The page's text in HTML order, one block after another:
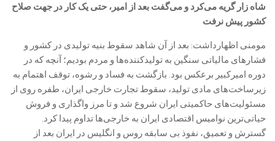
شاه زار گریه می‌کرد و می‌گفت بعد از امیر، حتی یک کار در جهت صلاح
کشور پیش نرفت
مومنی اظهارداشت: بعد از آن شاهد سقوط بنیه تولیدی در کشور و
فشار‌های مالیاتی سنگین به تولیدکننده‌ها و مردم بودیم؛ آنچه که در
دوره امیرکبیر برعکس بود. بازگشت به فساد و رشوه، توقف اهتمام به
زیرساخت‌های مادی تولید، سقوط تجارت خارجی ایران، طفره روی از
مسئولیت‌های حاکمیتی ایران شروع شد و تا مرز واگذاری و فروش
حیاتی‌ترین نوامیس اقتصادی ایران به خارجی‌ها تداوم پیدا کرد.
گسترش و تعمیق، نفوذ بی سابقه روس و انگلیس در ایران بعد از